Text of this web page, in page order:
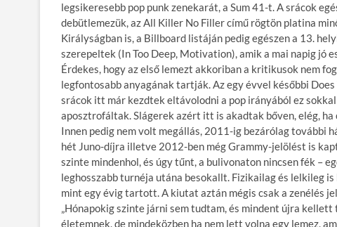
legsikeresebb pop punk zenekarát, a Sum 41-t. A srácok
debütlemezük, az All Killer No Filler című rögtön platina
Királyságban is, a Billboard listáján pedig egészen a 13.
szerepeltek (In Too Deep, Motivation), amik a mai napig jó
Érdekes, hogy az első lemezt akkoriban a kritikusok nem
legfontosabb anyagának tartják. Az egy évvel későbbi
srácok itt már kezdtek eltávolodni a pop irányából ez
aposztrofáltak. Slágerek azért itt is akadtak bőven, elég,
Innen pedig nem volt megállás, 2011-ig bezárólag
hét Juno-díjra illetve 2012-ben még Grammy-jelölést is
szinte mindenhol, és úgy tűnt, a bulivonaton nincsen fék –
leghosszabb turnéja utána besokallt. Fizikailag és lelkileg
mint egy évig tartott. A kiutat aztán mégis csak a zenélés
„Hónapokig szinte járni sem tudtam, és mindent újra
életemnek, de mindeközben ha nem lett volna egy lemez,